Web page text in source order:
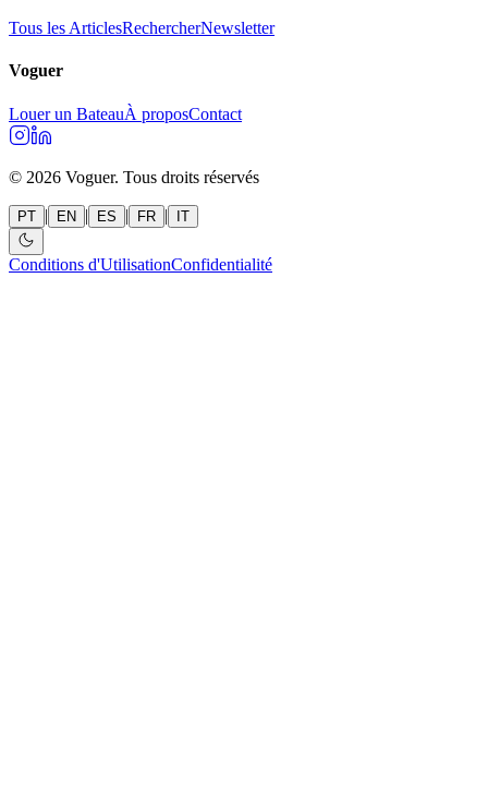
Tous les ArticlesRechercherNewsletter
Voguer
Louer un BateauÀ proposContact
© 2026 Voguer. Tous droits réservés
PT | EN | ES | FR | IT
Conditions d'UtilisationConfidentialité